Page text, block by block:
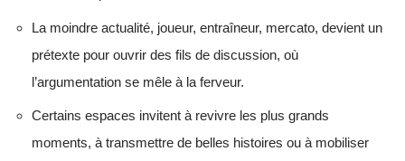
La moindre actualité, joueur, entraîneur, mercato, devient un
prétexte pour ouvrir des fils de discussion, où
l’argumentation se mêle à la ferveur.
Certains espaces invitent à revivre les plus grands
moments, à transmettre de belles histoires ou à mobiliser